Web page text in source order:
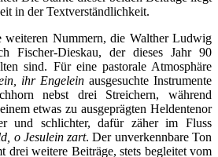
in der Textverständlichkeit.
Nummern, die Walther Ludwig
Fischer-Dieskau, der dieses Jahr 90
sind. Für eine pastorale Atmosphäre
ihr Engelein ausgesuchte Instrumente
nebst drei Streichern, während
etwas zu ausgeprägten Heldentenor
und schlichter, dafür zäher im Fluss
o Jesulein zart. Der unverkennbare Ton
drei weitere Beiträge, stets begleitet vom